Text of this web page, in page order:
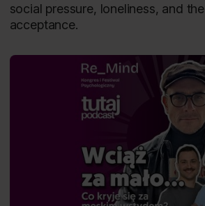
social pressure, loneliness, and
acceptance.